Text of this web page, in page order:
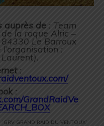
auprès de: Team
la roque Alric –
Le Barroux
:
Laurent).
:
:
GrandRaidVe